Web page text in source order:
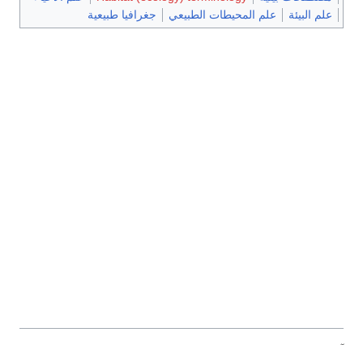
علم البيئة
علم المحيطات الطبيعي جغرافيا طبيعية